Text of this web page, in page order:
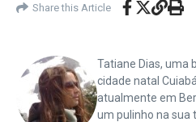
Share this Article
Tatiane Dias, uma
cidade natal
atualmente em
um pulinho na sua